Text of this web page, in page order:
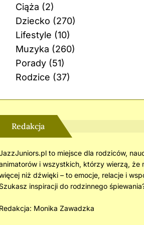
Ciąża (2)
Dziecko (270)
Lifestyle (10)
Muzyka (260)
Porady(51)
Rodzice (37)
Redakcja
to miejsce dla rodziców,
i wszystkich, którzy wierzą, że
niż dźwięki – to emocje, relacje i
inspiracji do rodzinnego
Monika Zawadzka